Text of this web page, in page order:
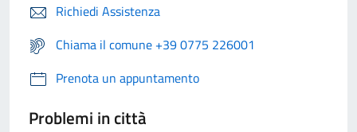
Richiedi Assistenza
Chiama il comune +39 0775 226001
Prenota un appuntamento
Problemi in città